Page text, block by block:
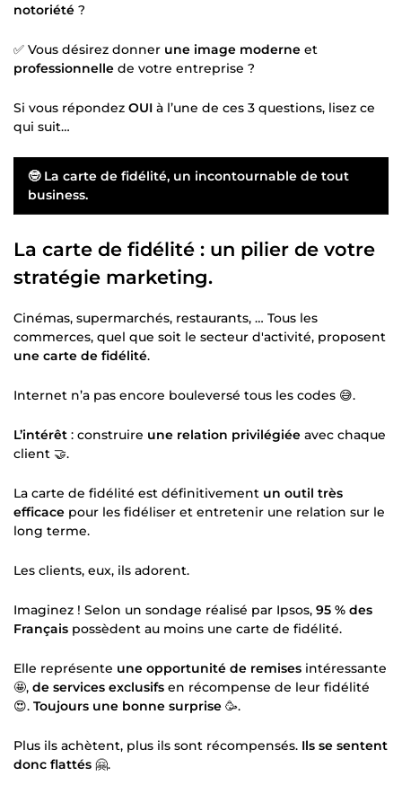
notoriété ?
✅ Vous désirez donner une image moderne et
professionnelle de votre entreprise ?
Si vous répondez OUI à l’une de ces 3 questions, lisez ce
qui suit…
🤓 La carte de fidélité, un incontournable de tout
business.
La carte de fidélité : un pilier de votre
stratégie marketing.
Cinémas, supermarchés, restaurants, … Tous les
commerces, quel que soit le secteur d'activité, proposent
une carte de fidélité.
Internet n’a pas encore bouleversé tous les codes 😅.
L’intérêt : construire une relation privilégiée avec chaque
client 🤝.
La carte de fidélité est définitivement un outil très
efficace pour les fidéliser et entretenir une relation sur le
long terme.
Les clients, eux, ils adorent.
Imaginez ! Selon un sondage réalisé par Ipsos, 95 % des
Français possèdent au moins une carte de fidélité.
Elle représente une opportunité de remises intéressante
🤩, de services exclusifs en récompense de leur fidélité
😍. Toujours une bonne surprise 🥳.
Plus ils achètent, plus ils sont récompensés. Ils se sentent
donc flattés 🤗.